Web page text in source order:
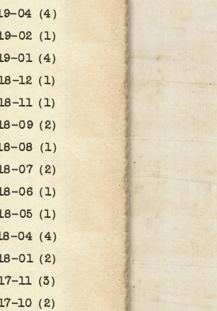
04（4）
02（1）
01（4）
12（1）
11（1）
09（2）
08（1）
07（2）
06（1）
05（1）
04（4）
01（2）
11（3）
10（2）